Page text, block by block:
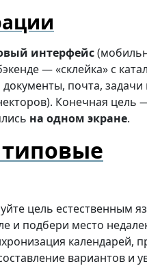
интерфейс
— «склейка» с
документы, почта,
Конечная цель
на одном экране.
типовые
цель естественным
и подбери место
календарей,
вариантов и